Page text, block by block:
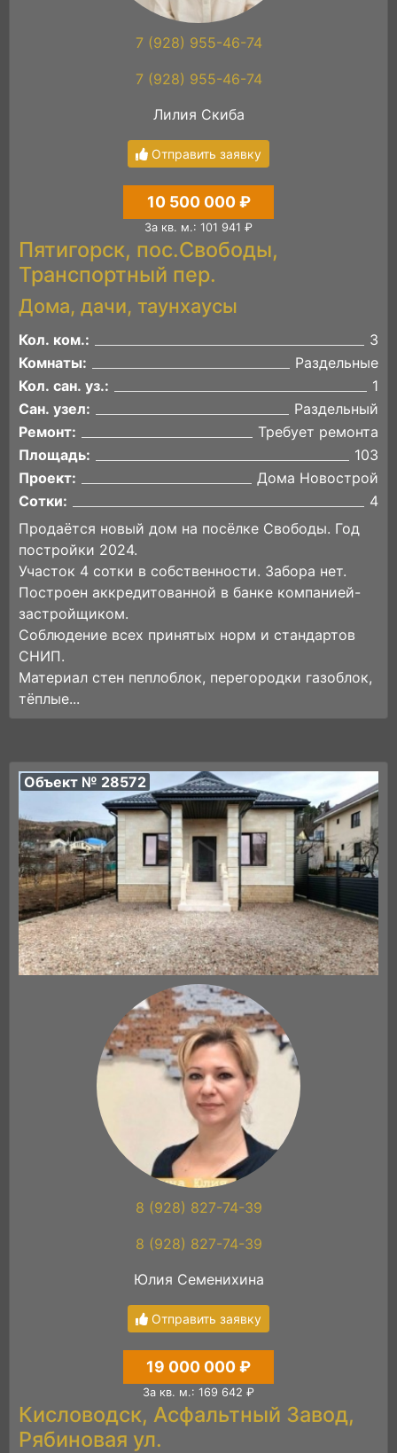
7 (928) 955-46-74
7 (928) 955-46-74
Лилия Скиба
Отправить заявку
10 500 000 ₽
За кв. м.: 101 941 ₽
Пятигорск, пос.Свободы,
Транспортный пер.
Дома, дачи, таунхаусы
Кол. ком.:
3
Комнаты:
Раздельные
Кол. сан. уз.:
1
Сан. узел:
Раздельный
Ремонт:
Требует ремонта
Площадь:
103
Проект:
Дома Новострой
Сотки:
4
Продаётся новый дом на посёлке Свободы. Год
постройки 2024.
Участок 4 сотки в собственности. Забора нет.
Построен аккредитованной в банке компанией-
застройщиком.
Соблюдение всех принятых норм и стандартов
СНИП.
Материал стен пеплоблок, перегородки газоблок,
тёплые...
Объект № 28572
8 (928) 827-74-39
8 (928) 827-74-39
Юлия Семенихина
Отправить заявку
19 000 000 ₽
За кв. м.: 169 642 ₽
Кисловодск, Асфальтный Завод,
Рябиновая ул.